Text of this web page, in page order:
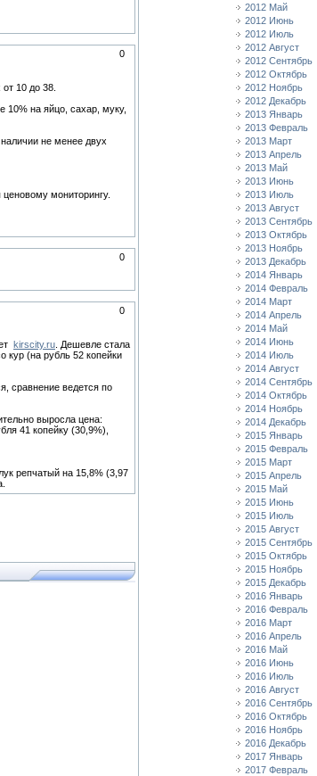
0
10 до 38.
на яйцо, сахар, муку,
не менее двух
мониторингу.
0
0
kirscity.ru . Дешевле стала
кур (на рубль 52 копейки
сравнение ведется по
выросла цена:
41 копейку (30,9%),
репчатый на 15,8% (3,97
2012 Май
2012 Июнь
2012 Июль
2012 Август
2012 Сентябрь
2012 Октябрь
2012 Ноябрь
2012 Декабрь
2013 Январь
2013 Февраль
2013 Март
2013 Апрель
2013 Май
2013 Июнь
2013 Июль
2013 Август
2013 Сентябрь
2013 Октябрь
2013 Ноябрь
2013 Декабрь
2014 Январь
2014 Февраль
2014 Март
2014 Апрель
2014 Май
2014 Июнь
2014 Июль
2014 Август
2014 Сентябрь
2014 Октябрь
2014 Ноябрь
2014 Декабрь
2015 Январь
2015 Февраль
2015 Март
2015 Апрель
2015 Май
2015 Июнь
2015 Июль
2015 Август
2015 Сентябрь
2015 Октябрь
2015 Ноябрь
2015 Декабрь
2016 Январь
2016 Февраль
2016 Март
2016 Апрель
2016 Май
2016 Июнь
2016 Июль
2016 Август
2016 Сентябрь
2016 Октябрь
2016 Ноябрь
2016 Декабрь
2017 Январь
2017 Февраль